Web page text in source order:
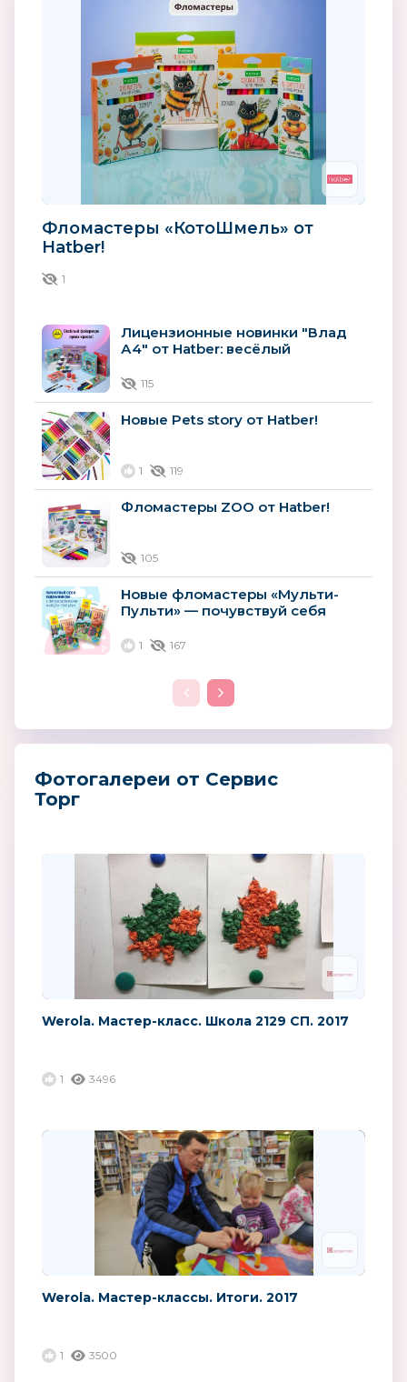
Фломастеры «КотоШмель» от
Hatber!
1
Лицензионные новинки "Влад
А4" от Hatber: весёлый
115
Новые Pets story от Hatber!
1 119
Фломастеры ZOO от Hatber!
105
Новые фломастеры «Мульти-
Пульти» — почувствуй себя
1 167
Фотогалереи от Сервис
Торг
Werola. Мастер-класс. Школа 2129 СП. 2017
1 3496
Werola. Мастер-классы. Итоги. 2017
1 3500